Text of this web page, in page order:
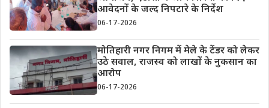
आवेदनों के जल्द निपटारे के निर्देश
06-17-2026
मोतिहारी नगर निगम में मेले के टेंडर को लेकर
उठे सवाल, राजस्व को लाखों के नुकसान का
आरोप
06-17-2026